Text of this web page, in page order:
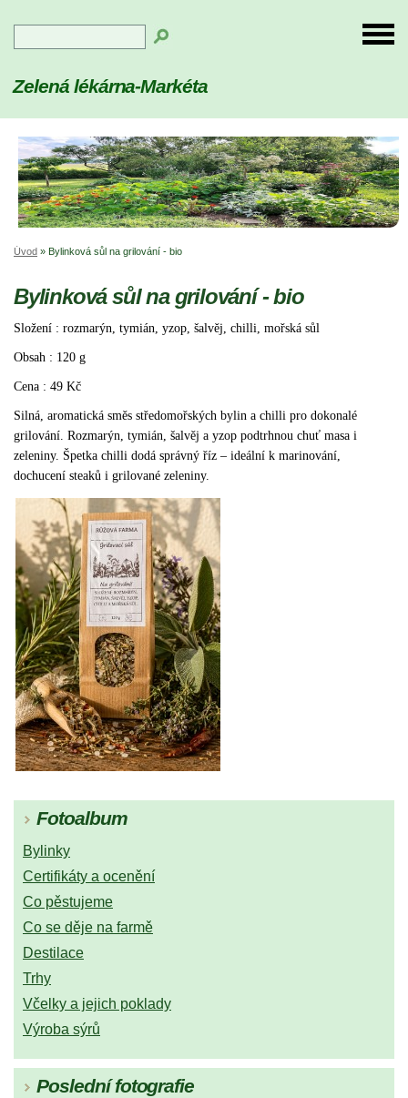
Zelená lékárna-Markéta
Úvod » Bylinková sůl na grilování - bio
Bylinková sůl na grilování - bio
Složení : rozmarýn, tymián, yzop, šalvěj, chilli, mořská sůl
Obsah : 120 g
Cena : 49 Kč
Silná, aromatická směs středomořských bylin a chilli pro dokonalé
grilování. Rozmarýn, tymián, šalvěj a yzop podtrhnou chuť masa i
zeleniny. Špetka chilli dodá správný říz – ideální k marinování,
dochucení steaků i grilované zeleniny.
Fotoalbum
Bylinky
Certifikáty a ocenění
Co pěstujeme
Co se děje na farmě
Destilace
Trhy
Včelky a jejich poklady
Výroba sýrů
Poslední fotografie